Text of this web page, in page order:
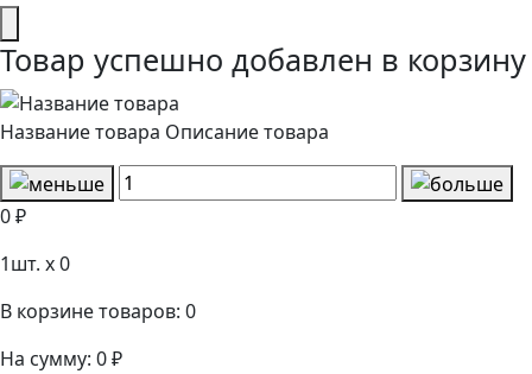
Товар успешно добавлен в корзину
Название товара Описание товара
0 ₽
1шт. x0
В корзине товаров: 0
На сумму: 0 ₽